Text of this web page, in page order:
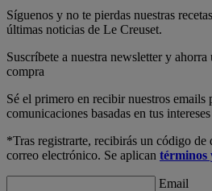
Síguenos y no te pierdas nuestras
últimas noticias de Le Creuset.
Suscríbete a nuestra newsletter y
compra
Sé el primero en recibir nuestros emails
comunicaciones basadas en tus
*Tras registrarte, recibirás un código de
correo electrónico. Se aplican términos
Email